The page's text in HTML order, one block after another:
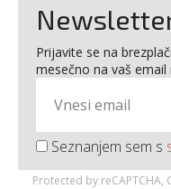
Prijavite se na
mesečno na vaš email
Seznanjem sem s
Protected by reCAPTCHA,